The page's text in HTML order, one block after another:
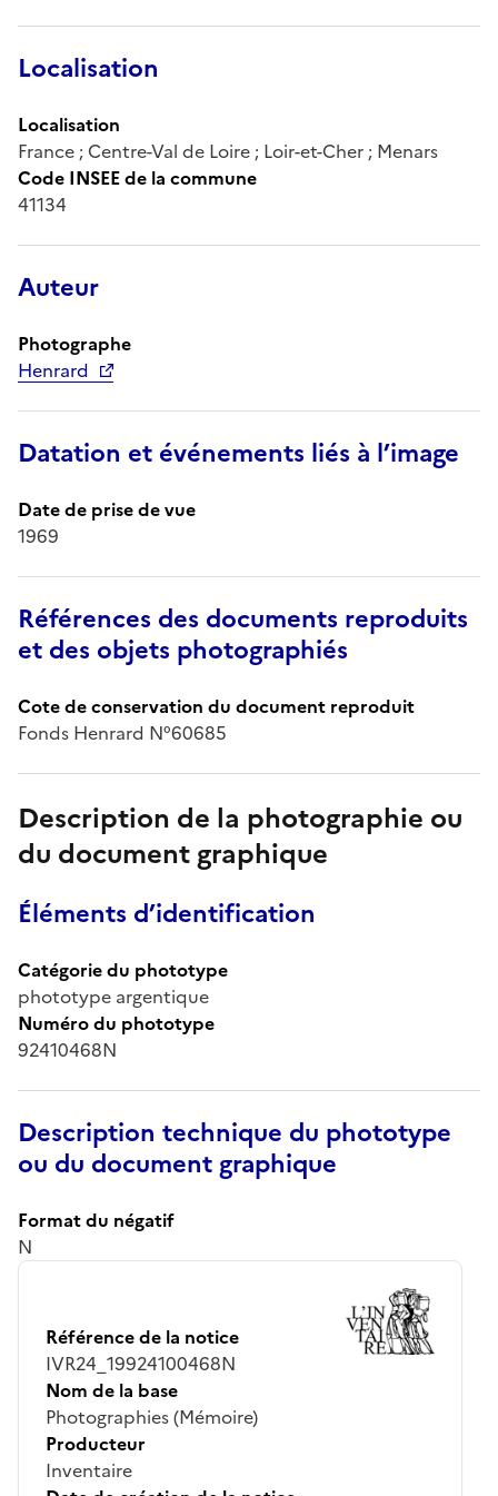
Localisation
Localisation
France ; Centre-Val de Loire ; Loir-et-Cher ; Menars
Code INSEE de la commune
41134
Auteur
Photographe
Henrard
Datation et événements liés à l’image
Date de prise de vue
1969
Références des documents reproduits
et des objets photographiés
Cote de conservation du document reproduit
Fonds Henrard N°60685
Description de la photographie ou
du document graphique
Éléments d’identification
Catégorie du phototype
phototype argentique
Numéro du phototype
92410468N
Description technique du phototype
ou du document graphique
Format du négatif
N
Référence de la notice
IVR24_19924100468N
Nom de la base
Photographies (Mémoire)
Producteur
Inventaire